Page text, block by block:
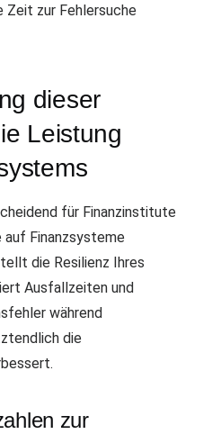
Zeit zur Fehlersuche
dieser
Leistung
für Finanzinstitute
auf Finanzsysteme
die Resilienz Ihres
Ausfallzeiten und
während
die
zur